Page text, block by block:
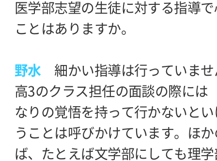
医学部志望の生徒に対する指導
ことはありますか。
野水 細かい指導は行っていませ
高3のクラス担任の面談の際には
なりの覚悟を持って行かないと
うことは呼びかけています。ほ
ば、たとえば文学部にしても理